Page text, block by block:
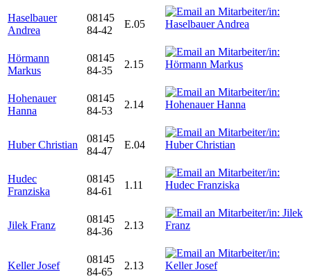
Haselbauer
Andrea
08145
84-42
E.05
Hörmann
Markus
08145
84-35
2.15
Hohenauer
Hanna
08145
84-53
2.14
Huber Christian
08145
84-47
E.04
Hudec
Franziska
08145
84-61
1.11
Jilek Franz
08145
84-36
2.13
Keller Josef
08145
84-65
2.13